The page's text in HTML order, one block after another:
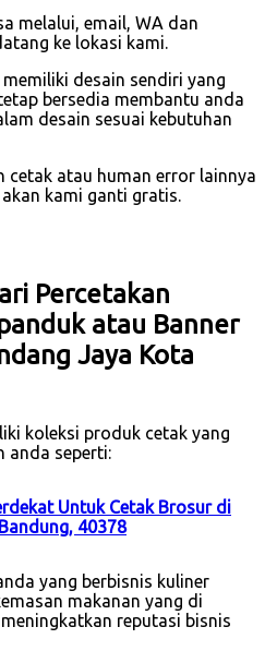
melalui, email, WA dan
ke lokasi kami.
desain sendiri yang
bersedia membantu anda
desain sesuai kebutuhan
cetak atau human error lainnya
kami ganti gratis.
Percetakan
atau Banner
Jaya Kota
koleksi produk cetak yang
anda seperti:
Untuk Cetak Brosur di
40378
yang berbisnis kuliner
makanan yang di
reputasi bisnis